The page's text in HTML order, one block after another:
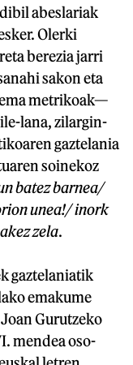
abeslariak
Olerki
berezia jarri
sakon eta
metrikoak—
lana, zilargin-
gaztelania
soinekoz
batez barnea/
unea!/ inork
zela.
gaztelaniatik
emakume
Gurutzeko
mendea oso-